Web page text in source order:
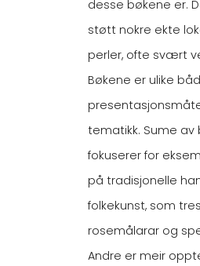
desse bøkene er.
støtt nokre ekte
perler, ofte svært
Bøkene er ulike
tematikk. Sume av
fokuserer for
på tradisjonelle
folkekunst, som
rosemålarar og
Andre er meir